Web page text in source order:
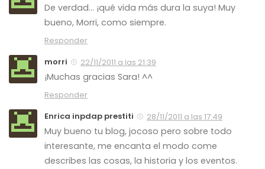
De verdad… ¡qué vida más dura la suya! Muy
bueno, Morri, como siempre.
Responder
morri
22/11/2011 a las 21:39
¡Muchas gracias Sara! ^^
Responder
Enrica inpdap prestiti
28/11/2011 a las 17:49
Muy bueno tu blog, jocoso pero sobre todo
interesante, me encanta el modo come
describes las cosas, la historia y los eventos.